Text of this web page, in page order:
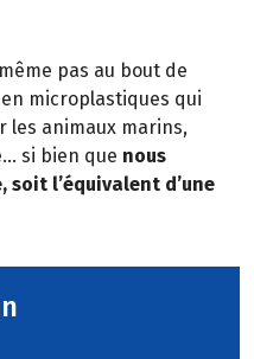
pas au bout de
microplastiques qui
les animaux marins,
si bien que nous
soit l’équivalent d’une